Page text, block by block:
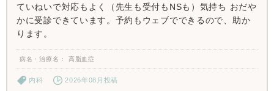
ていねいで対応もよく（先生も受付もNSも）気持ち おだや
かに受診できています。予約もウェブでできるので、助か
ります。
病名・治療名 高脂血症
内科 2026年08月投稿